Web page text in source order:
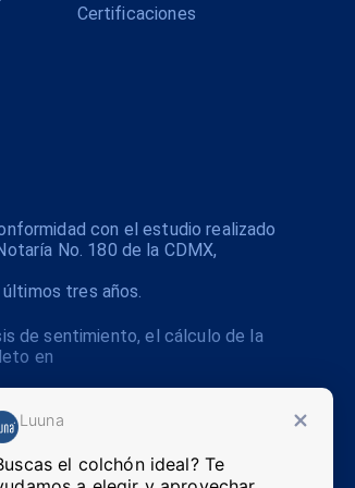
Luuna
el colchón ideal? Te
Certificaciones
con el estudio realizado
No. 180 de la CDMX,
tres años.
de sentimiento, el cálculo de la
en
plataformas de comercio
de comercio